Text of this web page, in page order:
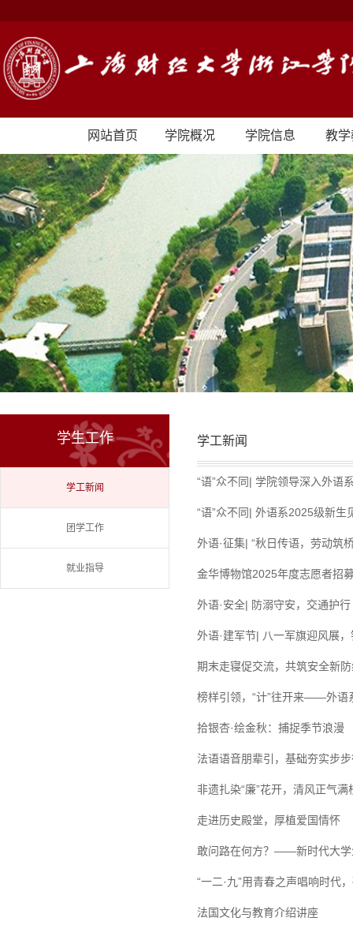
网站首页 学院概况 学院信息 教
学生工作
学工新闻
团学工作
就业指导
学工新闻
“语”众不同| 学院领导深入外语
“语”众不同| 外语系2025级新生
外语·征集| “秋日传语，劳动筑
金华博物馆2025年度志愿者招
外语·安全| 防溺守安，交通护行
外语·建军节| 八一军旗迎风展
期末走寝促交流，共筑安全新
榜样引领，“计”往开来——外语
拾银杏·绘金秋：捕捉季节浪漫
法语语音朋辈引，基础夯实步
非遗扎染“廉”花开，清风正气满
走进历史殿堂，厚植爱国情怀
敢问路在何方？——新时代大学
“一二·九”用青春之声唱响时代
法国文化与教育介绍讲座